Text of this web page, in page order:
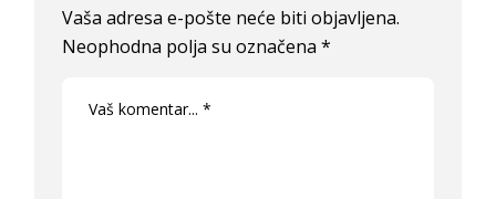
Vaša adresa e-pošte neće biti objavljena.
Neophodna polja su označena*